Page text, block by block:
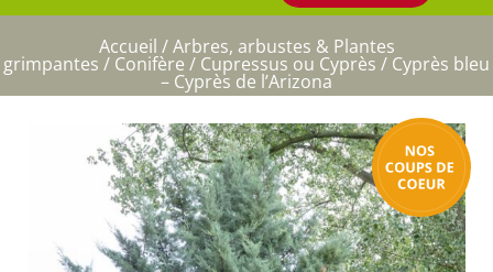
Accueil /Arbres, arbustes & Plantes
grimpantes / Conifère / Cupressus ou Cyprès / Cyprès bleu
– Cyprès de l’Arizona